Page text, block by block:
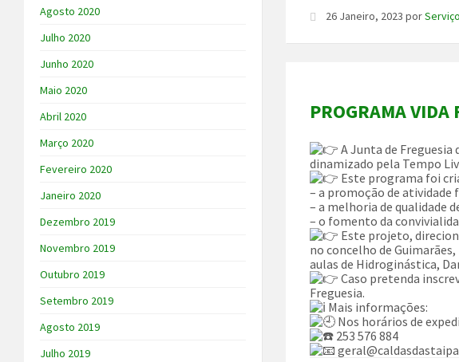
26 Janeiro, 2023por
PROGRAMA VIDA
A Junta de
dinamizado pela Tempo
Este programa foi
– a promoção de atividade
– a melhoria de qualidade
– o fomento da
Este projeto,
no concelho de
aulas de Hidroginástica,
Caso pretenda
Freguesia.
Mais informações:
Nos horários de
253 576 884
Agosto 2020
Julho 2020
Junho 2020
Maio 2020
Abril 2020
Março 2020
Fevereiro 2020
Janeiro 2020
Dezembro 2019
Novembro 2019
Outubro 2019
Setembro 2019
Agosto 2019
Julho 2019